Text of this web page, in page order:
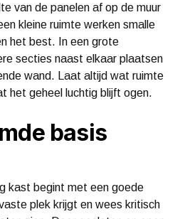
van de panelen af op de muur
kleine ruimte werken smalle
het best. In een grote
secties naast elkaar plaatsen
wand. Laat altijd wat ruimte
het geheel luchtig blijft ogen.
basis
kast begint met een goede
plek krijgt en wees kritisch